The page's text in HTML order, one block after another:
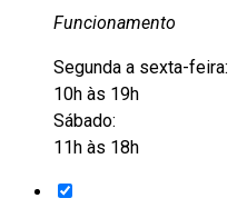
Funcionamento
Segunda a sexta-feira:
10h às 19h
Sábado:
11h às 18h